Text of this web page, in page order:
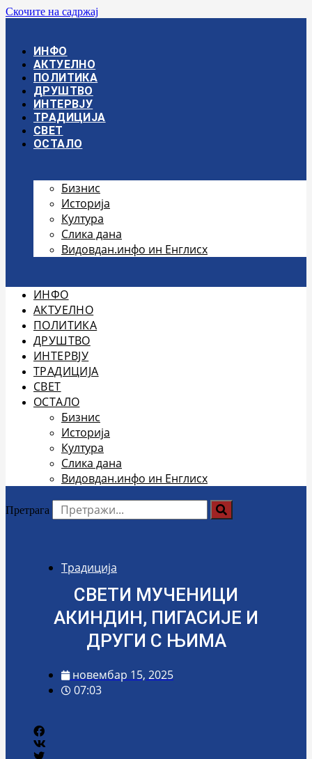
Скочите на садржај
ИНФО
АКТУЕЛНО
ПОЛИТИКА
ДРУШТВО
ИНТЕРВЈУ
ТРАДИЦИЈА
СВЕТ
ОСТАЛО
Бизнис
Историја
Култура
Слика дана
Видовдан.инфо ин Енглисх
ИНФО
АКТУЕЛНО
ПОЛИТИКА
ДРУШТВО
ИНТЕРВЈУ
ТРАДИЦИЈА
СВЕТ
ОСТАЛО
Бизнис
Историја
Култура
Слика дана
Видовдан.инфо ин Енглисх
Претрага
Традиција
СВЕТИ МУЧЕНИЦИ
АКИНДИН, ПИГАСИЈЕ И
ДРУГИ С ЊИМА
новембар 15, 2025
07:03